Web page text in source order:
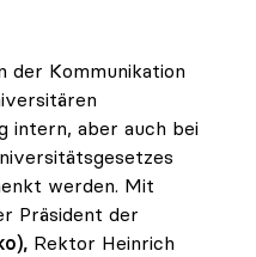
der Kommunikation
intern, aber auch bei
werden. Mit
Präsident der
Rektor Heinrich